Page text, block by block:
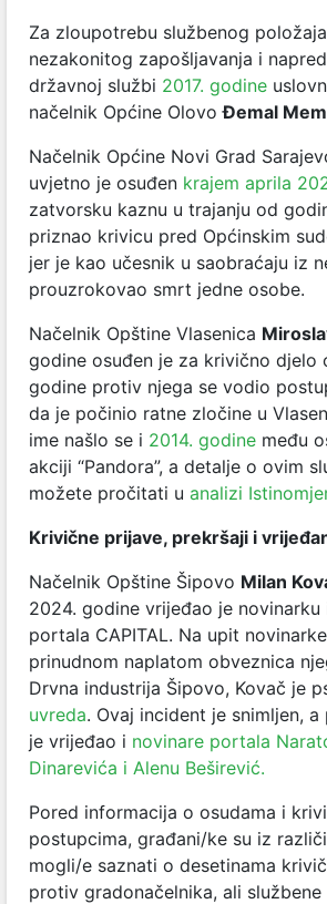
Za zloupotrebu službenog
nezakonitog zapošljavanja i
državnoj službi 2017. godine
načelnik Općine OlovoĐemal
Načelnik Općine Novi Grad
uvjetno je osuđen krajem aprila
zatvorsku kaznu u trajanju od
priznao krivicu pred Općinskim
jer je kao učesnik u saobraćaju iz
prouzrokovao smrt jedne osobe.
Načelnik Opštine Vlasenica
godine osuđen je za krivično djelo
godine protiv njega se vodio
da je počinio ratne zločine u
ime našlo se i 2014. godine među
akciji “Pandora”, a detalje o ovim
možete pročitati u analizi
Krivične prijave, prekršaji i
Načelnik Opštine Šipovo Milan
2024. godine vrijeđao je novinarku
portala CAPITAL. Na upit novinarke
prinudnom naplatom obveznica
Drvna industrija Šipovo, Kovač je
uvreda. Ovaj incident je snimljen,
je vrijeđao i novinare portala
Dinarevića i Alenu Beširević.
Pored informacija o osudama i
postupcima, građani/ke su iz
mogli/e saznati o desetinama
protiv gradonačelnika, ali